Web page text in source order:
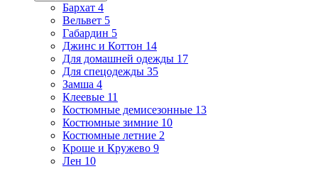
Бархат 4
Вельвет 5
Габардин 5
Джинс и Коттон 14
Для домашней одежды 17
Для спецодежды 35
Замша 4
Клеевые 11
Костюмные демисезонные 13
Костюмные зимние 10
Костюмные летние 2
Кроше и Кружево 9
Лен 10